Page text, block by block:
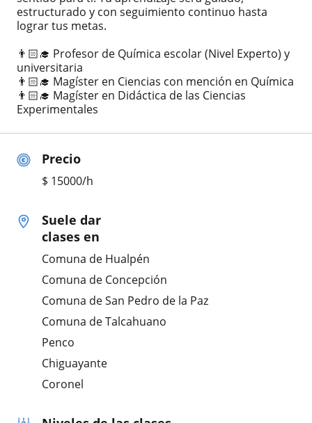
Precio
$ 15000/h
Suele dar
clases en
Comuna de Hualpén
Comuna de Concepción
Comuna de San Pedro de la Paz
Comuna de Talcahuano
Penco
Chiguayante
Coronel
estructurado y con seguimiento continuo hasta
lograr tus metas.
👨🏻‍🎓 Profesor de Química escolar (Nivel Experto) y
universitaria
👨🏻‍🎓 Magíster en Ciencias con mención en Química
👨🏻‍🎓 Magíster en Didáctica de las Ciencias
Experimentales